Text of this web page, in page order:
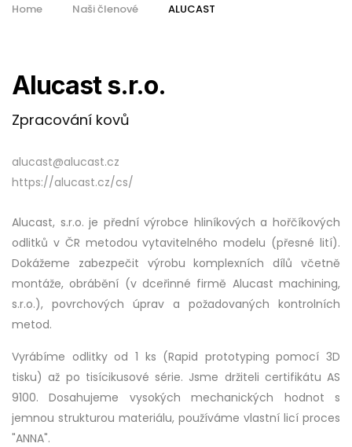
Home Naši členové ALUCAST
Alucast s.r.o.
Zpracování kovů
alucast@alucast.cz
https://alucast.cz/cs/
Alucast, s.r.o. je přední výrobce hliníkových a hořčíkových
odlitků v ČR metodou vytavitelného modelu (přesné lití).
Dokážeme zabezpečit výrobu komplexních dílů včetně
montáže, obrábění (v dceřinné firmě Alucast machining,
s.r.o.), povrchových úprav a požadovaných kontrolních
metod.
Vyrábíme odlitky od 1 ks (Rapid prototyping pomocí 3D
tisku) až po tisícikusové série. Jsme držiteli certifikátu AS
9100. Dosahujeme vysokých mechanických hodnot s
jemnou strukturou materiálu, používáme vlastní licí proces
"ANNA".